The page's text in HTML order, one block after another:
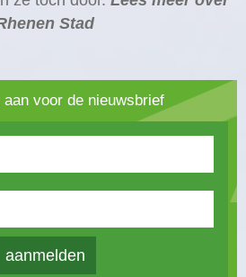
Stad
aan voor de nieuwsbrief
aanmelden